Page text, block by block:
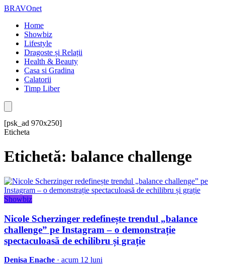
BRAVOnet
Home
Showbiz
Lifestyle
Dragoste și Relații
Health & Beauty
Casa si Gradina
Calatorii
Timp Liber
[psk_ad 970x250]
Eticheta
Etichetă: balance challenge
Showbiz
Nicole Scherzinger redefinește trendul „balance
challenge” pe Instagram – o demonstrație
spectaculoasă de echilibru și grație
Denisa Enache · acum 12 luni